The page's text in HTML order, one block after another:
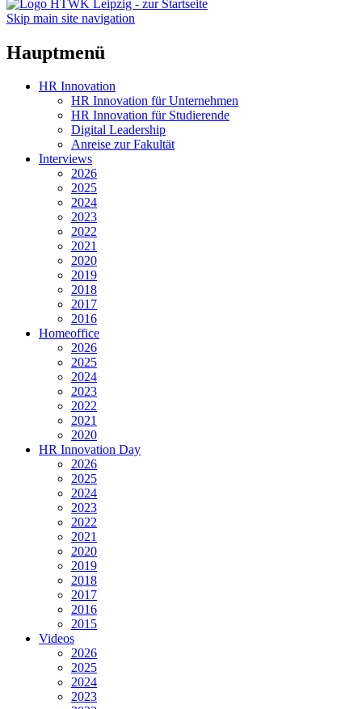
Skip main site navigation
Hauptmenü
HR Innovation
HR Innovation für Unternehmen
HR Innovation für Studierende
Digital Leadership
Anreise zur Fakultät
Interviews
2026
2025
2024
2023
2022
2021
2020
2019
2018
2017
2016
Homeoffice
2026
2025
2024
2023
2022
2021
2020
HR Innovation Day
2026
2025
2024
2023
2022
2021
2020
2019
2018
2017
2016
2015
Videos
2026
2025
2024
2023